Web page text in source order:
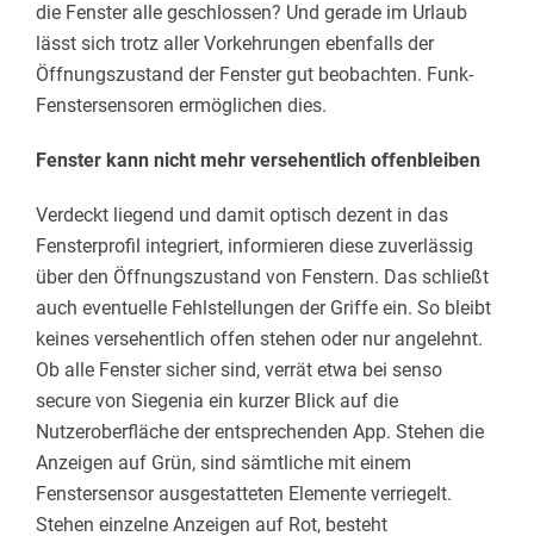
die Fenster alle geschlossen? Und gerade im Urlaub
lässt sich trotz aller Vorkehrungen ebenfalls der
Öffnungszustand der Fenster gut beobachten. Funk-
Fenstersensoren ermöglichen dies.
Fenster kann nicht mehr versehentlich offenbleiben
Verdeckt liegend und damit optisch dezent in das
Fensterprofil integriert, informieren diese zuverlässig
über den Öffnungszustand von Fenstern. Das schließt
auch eventuelle Fehlstellungen der Griffe ein. So bleibt
keines versehentlich offen stehen oder nur angelehnt.
Ob alle Fenster sicher sind, verrät etwa bei senso
secure von Siegenia ein kurzer Blick auf die
Nutzeroberfläche der entsprechenden App. Stehen die
Anzeigen auf Grün, sind sämtliche mit einem
Fenstersensor ausgestatteten Elemente verriegelt.
Stehen einzelne Anzeigen auf Rot, besteht